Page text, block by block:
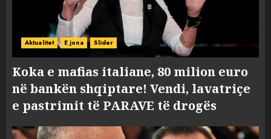
Aktualitet E jona Slider
Koka e mafias italiane, 80 milion euro
në bankën shqiptare! Vendi, lavatriçe
e pastrimit të PARAVE të drogës